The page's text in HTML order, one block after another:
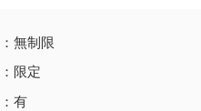
無制限
限定
有